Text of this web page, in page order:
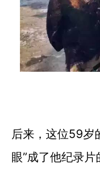
后来，这位59岁
眼”成了他纪录片